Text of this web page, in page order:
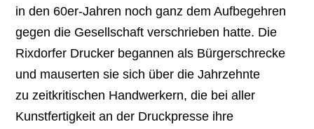
in den 60er-Jahren noch ganz dem Aufbegehren
gegen die Gesellschaft verschrieben hatte. Die
Rixdorfer Drucker begannen als Bürgerschrecke
und mauserten sie sich über die Jahrzehnte
zu zeitkritischen Handwerkern, die bei aller
Kunstfertigkeit an der Druckpresse ihre